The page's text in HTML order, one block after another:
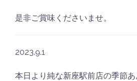
是非ご賞味くださいませ。
2023.9.1
本日より純な新座駅前店の季節